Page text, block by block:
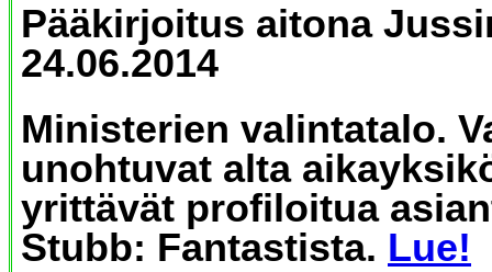
Pääkirjoitus aitona
24.06.2014
Ministerien valintatalo.
unohtuvat alta
yrittävät profiloitua
Stubb: Fantastista. Lue!